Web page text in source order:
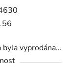
byla vyprodána…